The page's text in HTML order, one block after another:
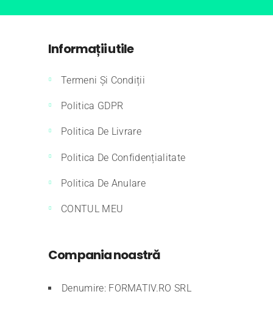
Informații utile
Termeni Și Condiții
Politica GDPR
Politica De Livrare
Politica De Confidențialitate
Politica De Anulare
CONTUL MEU
Compania noastră
Denumire: FORMATIV.RO SRL